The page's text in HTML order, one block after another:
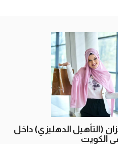
(التأهيل الدهليزي) داخل
الكويت